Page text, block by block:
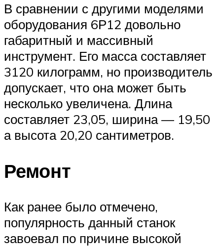
В сравнении с другими моделями
оборудования 6Р12 довольно
габаритный и массивный
инструмент. Его масса составляет
3120 килограмм, но производитель
допускает, что она может быть
несколько увеличена. Длина
составляет 23,05, ширина — 19,50
а высота 20,20 сантиметров.
Ремонт
Как ранее было отмечено,
популярность данный станок
завоевал по причине высокой